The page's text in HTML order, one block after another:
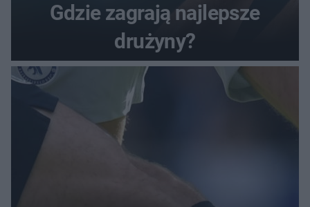
Gdzie zagrają najlepsze
drużyny?